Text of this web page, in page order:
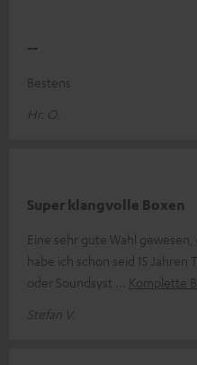
--
Bestens
Hr. O.
Super klangvolle Boxen
Eine sehr gute Wahl
habe ich schon seid 15 Jahren
oder Soundsyst
Komplette
Stefan V.